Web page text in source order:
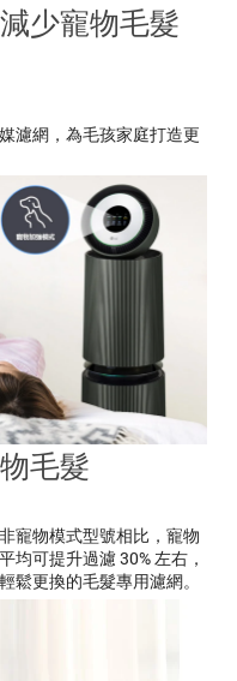
少寵物毛髮
濾網，為毛孩家庭打造更
毛髮
寵物模式型號相比，寵物
均可提升過濾 30% 左右，
鬆更換的毛髮專用濾網。